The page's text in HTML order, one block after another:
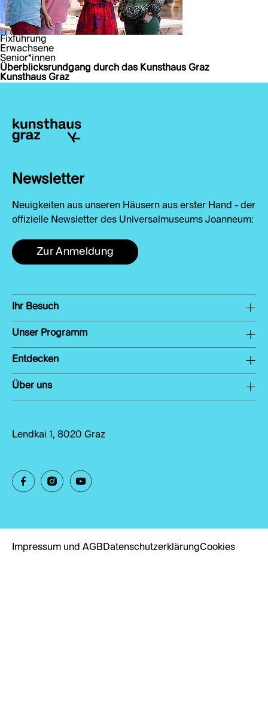
Fixführung
Erwachsene
Senior*innen
Überblicksrundgang durch das Kunsthaus Graz
Kunsthaus Graz
Newsletter
Neuigkeiten aus unseren Häusern aus erster Hand - der
offizielle Newsletter des Universalmuseums Joanneum:
Zur Anmeldung
Ihr Besuch
Unser Programm
Entdecken
Über uns
Lendkai 1, 8020 Graz
Impressum und AGBDatenschutzerklärungCookies